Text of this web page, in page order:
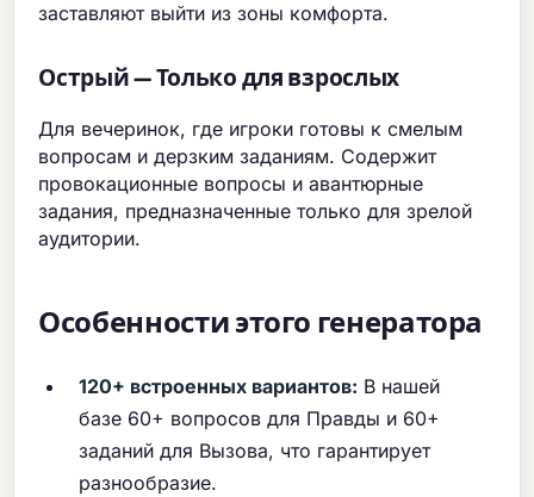
заставляют выйти из зоны комфорта.
Острый — Только для взрослых
Для вечеринок, где игроки готовы к смелым
вопросам и дерзким заданиям. Содержит
провокационные вопросы и авантюрные
задания, предназначенные только для зрелой
аудитории.
Особенности этого генератора
120+ встроенных вариантов: В нашей
базе 60+ вопросов для Правды и 60+
заданий для Вызова, что гарантирует
разнообразие.